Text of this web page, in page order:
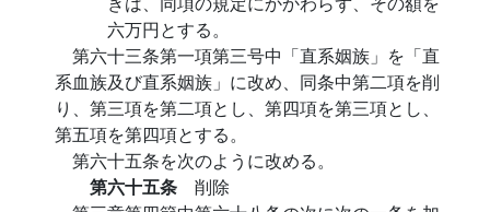
六万円とする。
第六十三条第一項第三号中「直系姻族」を「直
系血族及び直系姻族」に改め、同条中第二項を削
り、第三項を第二項とし、第四項を第三項とし、
第五項を第四項とする。
第六十五条を次のように改める。
第六十五条 削除